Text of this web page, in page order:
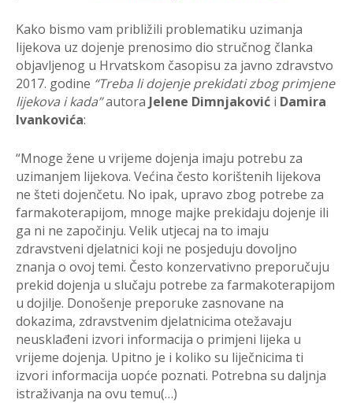
Kako bismo vam približili problematiku uzimanja
lijekova uz dojenje prenosimo dio stručnog članka
objavljenog u Hrvatskom časopisu za javno zdravstvo
2017. godine “Treba li dojenje prekidati zbog primjene
lijekova ikada”autora Jelene Dimnjaković i Damira
Ivankovića:
“Mnoge žene u vrijeme dojenja imaju potrebu za
uzimanjem lijekova. Većina često korištenih lijekova
ne šteti dojenčetu. No ipak, upravo zbog potrebe za
farmakoterapijom, mnoge majke prekidaju dojenje ili
ga ni ne započinju. Velik utjecaj na to imaju
zdravstveni djelatnici koji ne posjeduju dovoljno
znanja o ovoj temi. Često konzervativno preporučuju
prekid dojenja u slučaju potrebe za farmakoterapijom
u dojilje. Donošenje preporuke zasnovane na
dokazima, zdravstvenim djelatnicima otežavaju
neusklađeni izvori informacija o primjeni lijeka u
vrijeme dojenja. Upitno je i koliko su liječnicima ti
izvori informacija uopće poznati. Potrebna su daljnja
istraživanja na ovu temu(…)